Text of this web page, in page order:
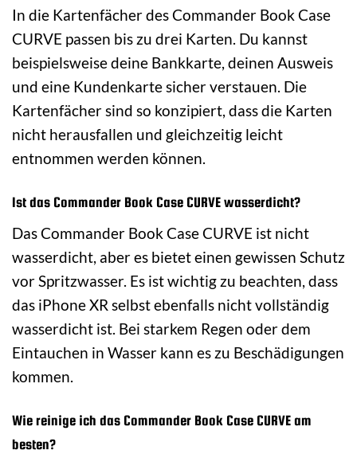
In die Kartenfächer des Commander Book Case
CURVE passen bis zu drei Karten. Du kannst
beispielsweise deine Bankkarte, deinen Ausweis
und eine Kundenkarte sicher verstauen. Die
Kartenfächer sind so konzipiert, dass die Karten
nicht herausfallen und gleichzeitig leicht
entnommen werden können.
Ist das Commander Book Case CURVE wasserdicht?
Das Commander Book Case CURVE ist nicht
wasserdicht, aber es bietet einen gewissen Schutz
vor Spritzwasser. Es ist wichtig zu beachten, dass
das iPhone XR selbst ebenfalls nicht vollständig
wasserdicht ist. Bei starkem Regen oder dem
Eintauchen in Wasser kann es zu Beschädigungen
kommen.
Wie reinige ich das Commander Book Case CURVE am
besten?